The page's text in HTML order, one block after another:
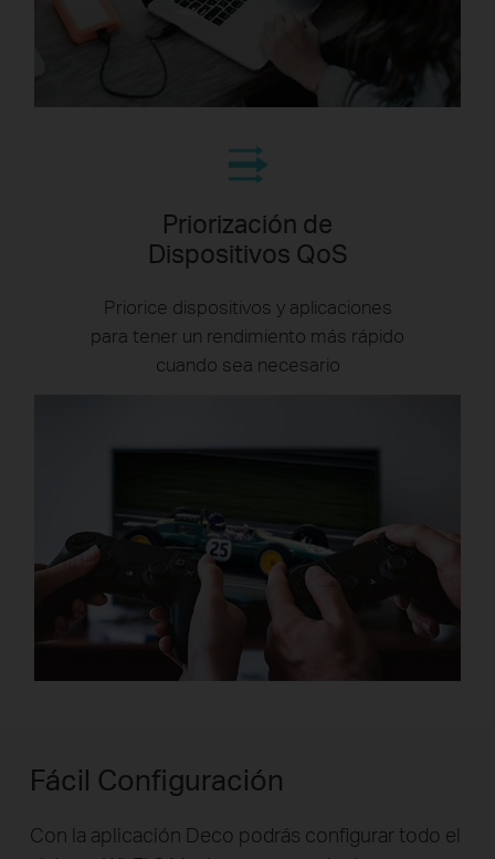
Priorización de
Dispositivos QoS
Priorice dispositivos y aplicaciones
para tener un rendimiento más rápido
cuando sea necesario
Fácil Configuración
Con la aplicación Deco podrás configurar todo el